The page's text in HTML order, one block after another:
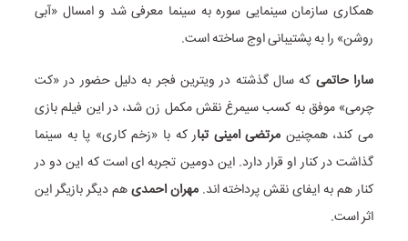
همکاری سازمان سینمایی سوره به سینما معرفی شد و امسال «آبی
روشن» را به پشتیبانی اوج ساخته است.
سارا حاتمی که سال گذشته در ویترین فجر به دلیل حضور در «کت
چرمی» موفق به کسب سیمرغ نقش مکمل زن شد، در این فیلم بازی
می کند، همچنین مرتضی امینی تبار که با «زخم کاری» پا به سینما
گذاشت در کنار او قرار دارد. این دومین تجربه ای است که این دو در
کنار هم به ایفای نقش پرداخته اند. مهران احمدیهم دیگر بازیگر این
اثر است.